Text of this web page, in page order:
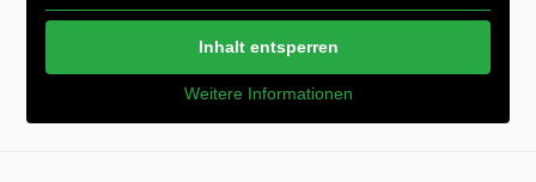
Inhalt entsperren
Weitere Informationen